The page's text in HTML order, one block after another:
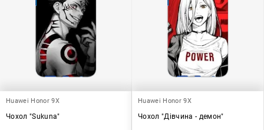
Huawei Honor 9X
Чохол "Sukuna"
Huawei Honor 9X
Чохол "Дівчина - демон"